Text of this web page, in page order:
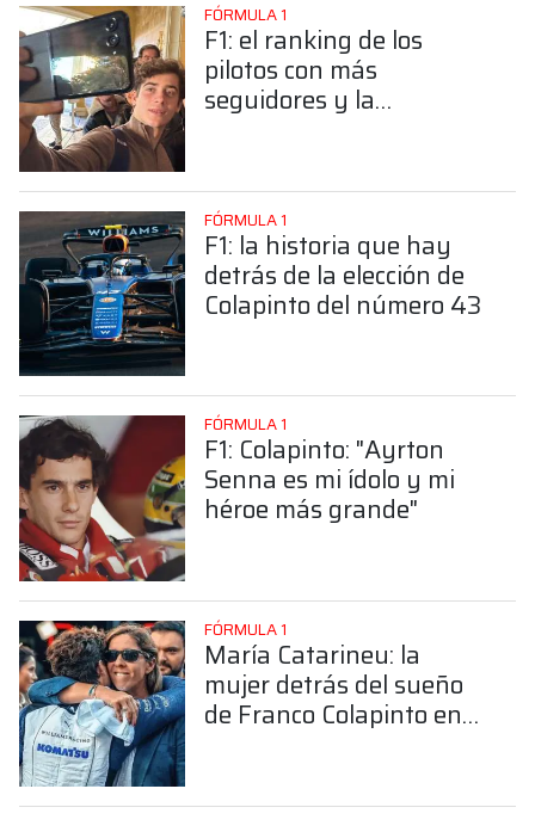
FÓRMULA 1
F1: el ranking de los
pilotos con más
seguidores y la
FÓRMULA 1
F1: la historia que hay
detrás de la elección de
Colapinto del número 43
FÓRMULA 1
F1: Colapinto: "Ayrton
Senna es mi ídolo y mi
héroe más grande"
FÓRMULA 1
María Catarineu: la
mujer detrás del sueño
de Franco Colapinto en